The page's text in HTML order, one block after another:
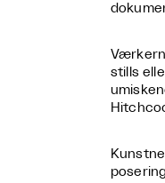
stills